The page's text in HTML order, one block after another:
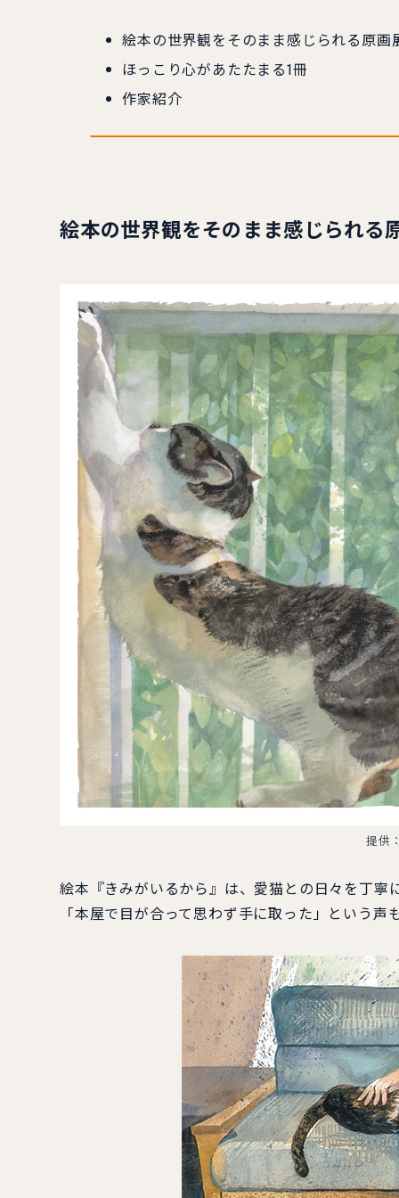
絵本の世界観をそのまま感じられる原画
ほっこり心があたたまる1冊
作家紹介
絵本の世界観をそのまま感じられる
提供
絵本『きみがいるから』は、愛猫との日々を丁寧
「本屋で目が合って思わず手に取った」という